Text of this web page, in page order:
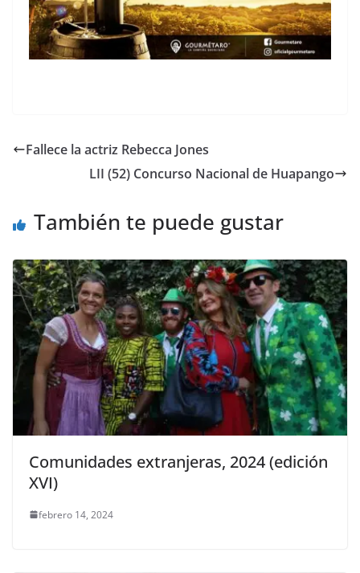
Fallece la actriz Rebecca Jones
LII (52) Concurso Nacional de Huapango
También te puede gustar
Comunidades extranjeras, 2024 (edición
XVI)
febrero 14, 2024